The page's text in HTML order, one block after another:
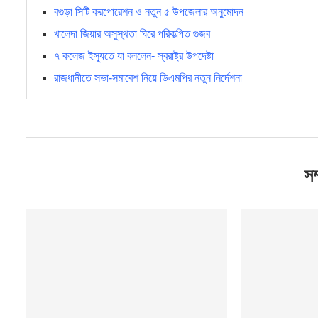
বগুড়া সিটি করপোরেশন ও নতুন ৫ উপজেলার অনুমোদন
খালেদা জিয়ার অসুস্থতা ঘিরে পরিকল্পিত গুজব
৭ কলেজ ইস্যুতে যা বললেন- স্বরাষ্ট্র উপদেষ্টা
রাজধানীতে সভা-সমাবেশ নিয়ে ডিএমপির নতুন নির্দেশনা